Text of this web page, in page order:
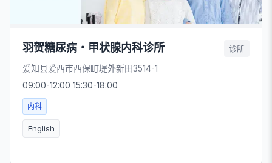
羽贺糖尿病・甲状腺内科诊所 诊所
爱知县爱西市西保町堤外新田3514-1
09:00-12:00 15:30-18:00
内科
English